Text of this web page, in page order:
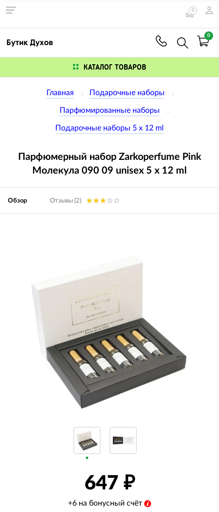
0
0
КАТАЛОГ ТОВАРОВ
Главная Подарочные наборы
Парфюмированные наборы
Подарочные наборы 5 x 12 ml
Парфюмерный набор Zarkoperfume Pink
Молекула 090 09 unisex 5 x 12 ml
Обзор Отзывы (2)
647
+6 на бонусный счёт